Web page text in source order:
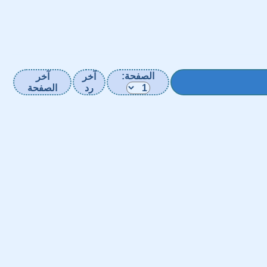
الصفحة:
آخر
رد
آخر
الصفحة